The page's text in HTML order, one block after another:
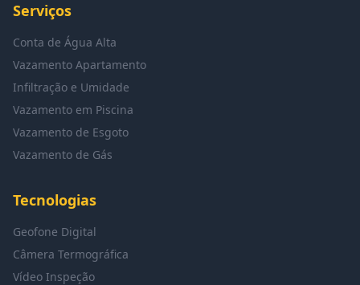
Serviços
Conta de Água Alta
Vazamento Apartamento
Infiltração e Umidade
Vazamento em Piscina
Vazamento de Esgoto
Vazamento de Gás
Tecnologias
Geofone Digital
Câmera Termográfica
Vídeo Inspeção